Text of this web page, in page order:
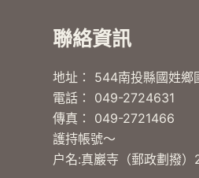
聯絡資訊
地址： 544南投縣國姓鄉
電話： 049-2724631
傳真： 049-2721466
護持帳號～
户名:真巖寺（郵政劃撥